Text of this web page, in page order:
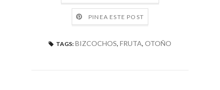
PINEA ESTE POST
TAGS: BIZCOCHOS, FRUTA, OTOÑO